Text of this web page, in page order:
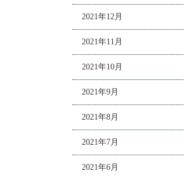
2021年12月
2021年11月
2021年10月
2021年9月
2021年8月
2021年7月
2021年6月